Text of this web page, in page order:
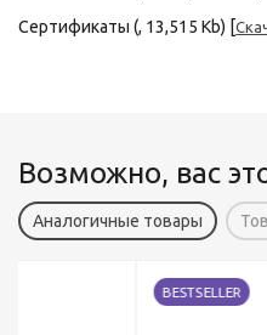
Сертификаты (, 13,515 Kb) [
Возможно, вас
Аналогичные товары